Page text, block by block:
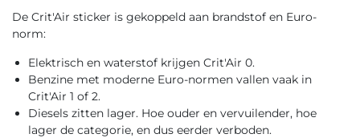
De Crit'Air sticker is gekoppeld aan brandstof en Euro-
norm:
Elektrisch en waterstof krijgen Crit'Air 0.
Benzine met moderne Euro-normen vallen vaak in
Crit'Air 1 of 2.
Diesels zitten lager. Hoe ouder en vervuilender, hoe
lager de categorie, en dus eerder verboden.